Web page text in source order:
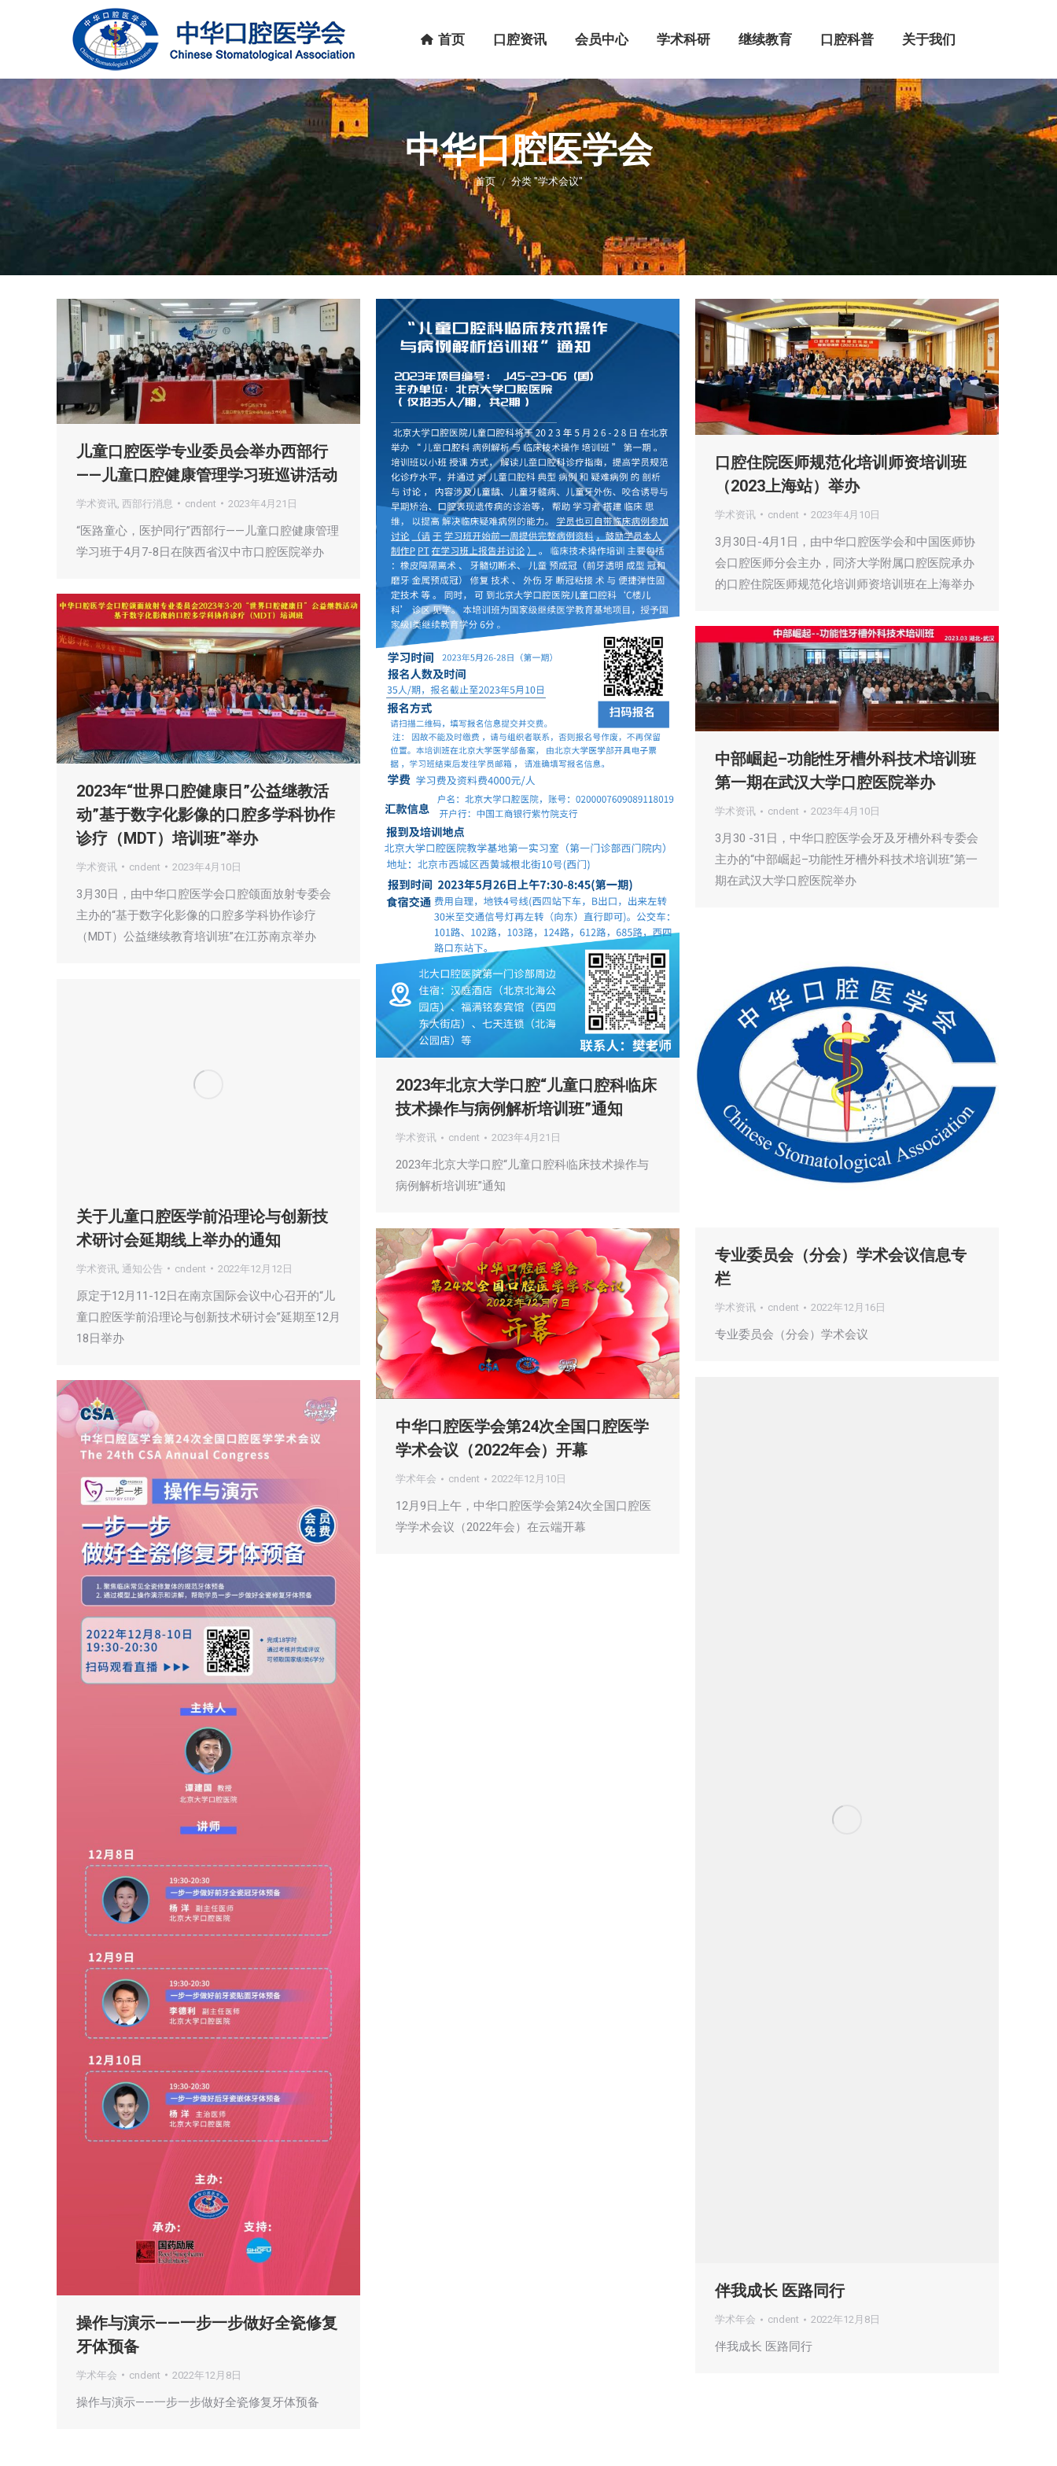
首页 口腔资讯 会员中心 学术科研 继续教育 口腔科普 关于我们
中华口腔医学会
您在这里：
首页 分类 "学术会议"
儿童口腔医学专业委员会举办西部行
——儿童口腔健康管理学习班巡讲活动
学术资讯 西部行消息 cndent 2023年4月21日
“医路童心，医护同行”西部行——儿童口腔健康管理
学习班于4月7-8日在陕西省汉中市口腔医院举办
2023年北京大学口腔“儿童口腔科临床
技术操作与病例解析培训班”通知
学术资讯 cndent 2023年4月21日
2023年北京大学口腔“儿童口腔科临床技术操作与
病例解析培训班”通知
口腔住院医师规范化培训师资培训班
（2023上海站）举办
学术资讯 cndent 2023年4月10日
3月30日-4月1日，由中华口腔医学会和中国医师协
会口腔医师分会主办，同济大学附属口腔医院承办
的口腔住院医师规范化培训师资培训班在上海举办
2023年“世界口腔健康日”公益继教活
动”基于数字化影像的口腔多学科协作
诊疗（MDT）培训班”举办
学术资讯 cndent 2023年4月10日
3月30日，由中华口腔医学会口腔颌面放射专委会
主办的“基于数字化影像的口腔多学科协作诊疗
（MDT）公益继续教育培训班”在江苏南京举办
中部崛起–功能性牙槽外科技术培训班
第一期在武汉大学口腔医院举办
学术资讯 cndent 2023年4月10日
3月30 -31日，中华口腔医学会牙及牙槽外科专委会
主办的“中部崛起–功能性牙槽外科技术培训班”第一
期在武汉大学口腔医院举办
专业委员会（分会）学术会议信息专
栏
学术资讯 cndent 2022年12月16日
专业委员会（分会）学术会议
关于儿童口腔医学前沿理论与创新技
术研讨会延期线上举办的通知
学术资讯 通知公告 cndent 2022年12月12日
原定于12月11-12日在南京国际会议中心召开的“儿
童口腔医学前沿理论与创新技术研讨会”延期至12月
18日举办
中华口腔医学会第24次全国口腔医学
学术会议（2022年会）开幕
学术年会 cndent 2022年12月10日
12月9日上午，中华口腔医学会第24次全国口腔医
学学术会议（2022年会）在云端开幕
伴我成长 医路同行
学术年会 cndent 2022年12月8日
伴我成长 医路同行
操作与演示——一步一步做好全瓷修复
牙体预备
学术年会 cndent 2022年12月8日
操作与演示——一步一步做好全瓷修复牙体预备